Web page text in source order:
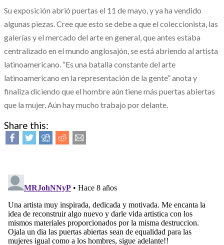
Su exposición abrió puertas el 11 de mayo, y ya ha vendido
algunas piezas. Cree que esto se debe a que el coleccionista, las
galerías y el mercado del arte en general, que antes estaba
centralizado en el mundo anglosajón, se está abriendo al artista
latinoamericano. “Es una batalla constante del arte
latinoamericano en la representación de la gente” anota y
finaliza diciendo que el hombre aún tiene más puertas abiertas
que la mujer. Aún hay mucho trabajo por delante.
Share this: